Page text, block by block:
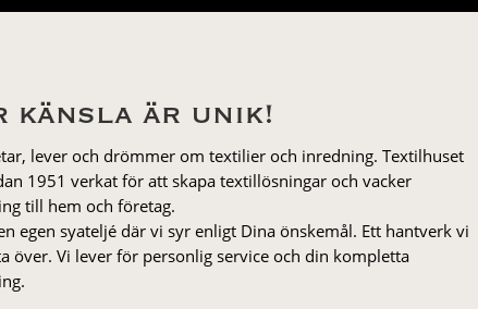
känsla är unik!
lever och drömmer om textilier och inredning. Textilhuset
1951 verkat för att skapa textillösningar och vacker
till hem och företag.
egen syateljé där vi syr enligt Dina önskemål. Ett hantverk vi
över. Vi lever för personlig service och din kompletta